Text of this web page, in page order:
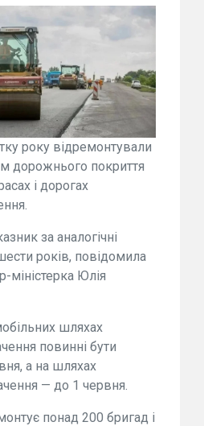
року відремонтували
дорожнього покриття
і дорогах
за аналогічні
років, повідомила
міністерка Юлія
шляхах
повинні бути
а на шляхах
— до 1 червня.
понад 200 бригад і